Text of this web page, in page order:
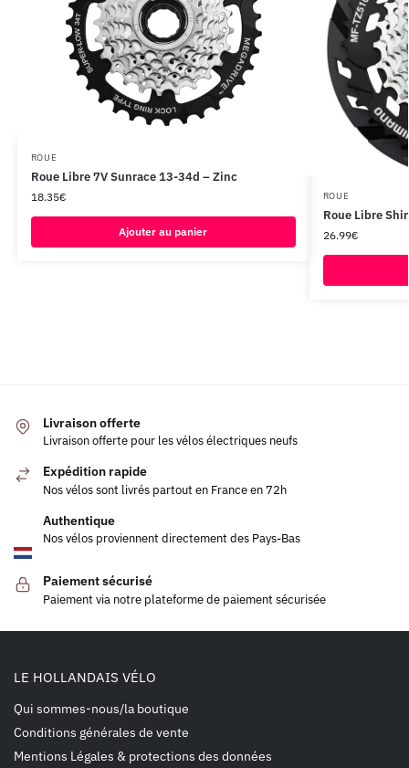
ROUE
Roue Libre 7V Sunrace 13-34d – Zinc
18.35€
Ajouter au panier
ROUE
Roue Libre
26.99€
Livraison offerte
Livraison offerte pour les vélos électriques neufs
Expédition rapide
Nos vélos sont livrés partout en France en 72h
Authentique
Nos vélos proviennent directement des Pays-Bas
Paiement sécurisé
Paiement via notre plateforme de paiement sécurisée
LE HOLLANDAIS VÉLO
Qui sommes-nous/la boutique
Conditions générales de vente
Mentions Légales & protections des données